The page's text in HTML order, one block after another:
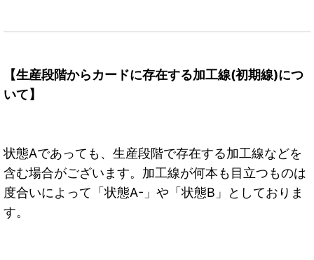
【生産段階からカードに存在する加工線(初期線)につ
いて】
状態Aであっても、生産段階で存在する加工線などを
含む場合がございます。加工線が何本も目立つものは
度合いによって「状態A-」や「状態B」としておりま
す。